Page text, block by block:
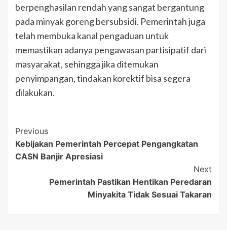
berpenghasilan rendah yang sangat bergantung
pada minyak goreng bersubsidi. Pemerintah juga
telah membuka kanal pengaduan untuk
memastikan adanya pengawasan partisipatif dari
masyarakat, sehingga jika ditemukan
penyimpangan, tindakan korektif bisa segera
dilakukan.
Post
Navigation
Previous
Kebijakan Pemerintah Percepat Pengangkatan
CASN Banjir Apresiasi
Next
Pemerintah Pastikan Hentikan Peredaran
Minyakita Tidak Sesuai Takaran